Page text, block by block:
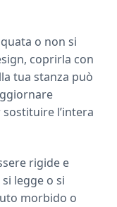
o non si
coprirla con
tua stanza può
l’intera
rigide e
legge o si
morbido o